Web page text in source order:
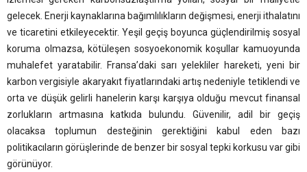
gelecek. Enerji kaynaklarına bağımlılıkların değişmesi, enerji ithalatını
ve ticaretini etkileyecektir. Yeşil geçiş boyunca güçlendirilmiş sosyal
koruma olmazsa, kötüleşen sosyoekonomik koşullar kamuoyunda
muhalefet yaratabilir. Fransa’daki sarı yelekliler hareketi, yeni bir
karbon vergisiyle akaryakıt fiyatlarındaki artış nedeniyle tetiklendi ve
orta ve düşük gelirli hanelerin karşı karşıya olduğu mevcut finansal
zorlukların artmasına katkıda bulundu. Güvenilir, adil bir geçiş
olacaksa toplumun desteğinin gerektiğini kabul eden bazı
politikacıların görüşlerinde de benzer bir sosyal tepki korkusu var gibi
görünüyor.